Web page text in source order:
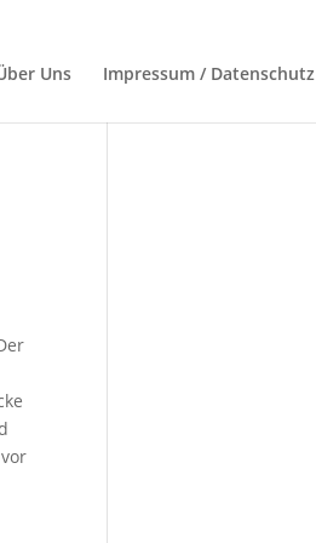
Uns Impressum / Datenschutz